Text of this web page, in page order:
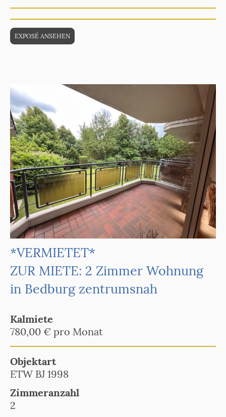
EXPOSÉ ANSEHEN
*VERMIETET*
ZUR MIETE: 2 Zimmer Wohnung
in Bedburg zentrumsnah
Kalmiete
780,00 € pro Monat
Objektart
ETW BJ 1998
Zimmeranzahl
2